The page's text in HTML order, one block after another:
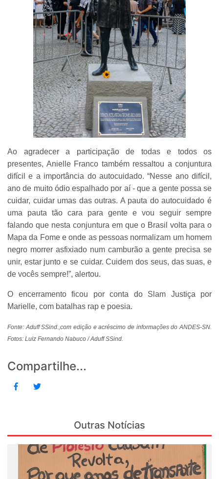
Ao agradecer a participação de todas e todos os
presentes, Anielle Franco também ressaltou a conjuntura
difícil e a importância do autocuidado. “Nesse ano difícil,
ano de muito ódio espalhado por aí - que a gente possa se
cuidar, cuidar umas das outras. A pauta do autocuidado é
uma pauta tão cara para gente e vou seguir sempre
falando que nesta conjuntura em que o Brasil volta para o
Mapa da Fome e onde as pessoas normalizam um homem
negro morrer asfixiado num camburão a gente precisa se
unir, estar junto e se cuidar. Cuidem dos seus, das suas, e
de vocês sempre!”, alertou.
O encerramento ficou por conta do Slam Justiça por
Marielle, com batalhas rap e poesia.
Fonte: Aduff SSind.,com edição e acréscimo de informações do ANDES-SN.
Fotos: Luiz Fernando Nabuco / Aduff SSind.
Compartilhe...
Outras Notícias